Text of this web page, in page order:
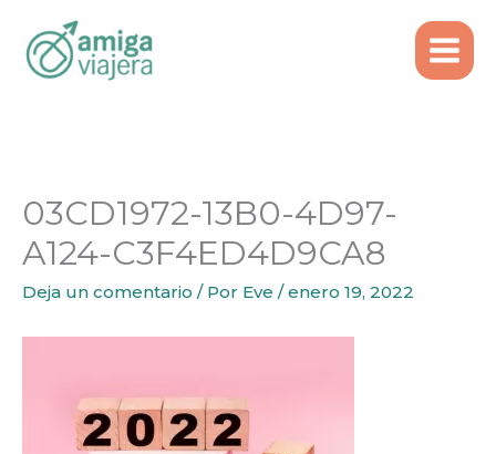
contenido
Calendario Fiscal 2022 Portugal: cuándo son los
vencimientos
03CD1972-13B0-4D97-A124-C3F4ED4D9CA8
03CD1972-13B0-4D97-
A124-C3F4ED4D9CA8
Deja un comentario / Por Eve /enero 19, 2022